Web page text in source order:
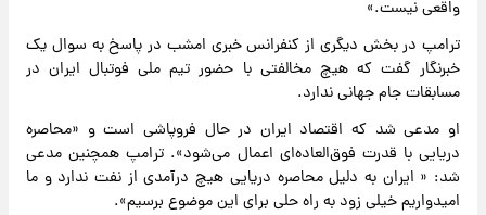
واقعی نیست.»
ترامپ در بخش دیگری از کنفرانس خبری امشب در پاسخ به سوال یک
خبرنگار گفت که هیچ مخالفتی با حضور تیم ملی فوتبال ایران در
مسابقات جام جهانی ندارد.
او مدعی شد که اقتصاد ایران در حال فروپاشی است و «محاصره
دریایی با قدرت فوق‌العاده‌ای اعمال می‌شود». ترامپ همچنین مدعی
شد: « ایران به دلیل محاصره دریایی هیچ درآمدی از نفت ندارد و ما
امیدواریم خیلی زود به راه حلی برای این موضوع برسیم».